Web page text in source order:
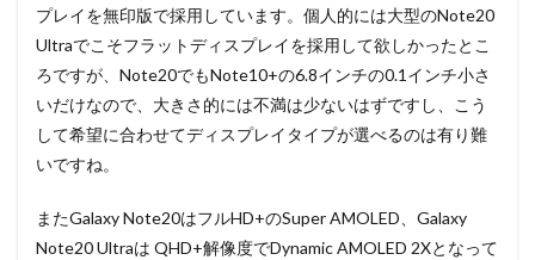
プレイを無印版で採用しています。個人的には大型のNote20
Ultraでこそフラットディスプレイを採用して欲しかったとこ
ろですが、Note20でもNote10+の6.8インチの0.1インチ小さ
いだけなので、大きさ的には不満は少ないはずですし、こう
して希望に合わせてディスプレイタイプが選べるのは有り難
いですね。
またGalaxy Note20はフルHD+のSuper AMOLED、Galaxy
Note20 Ultraは QHD+解像度でDynamic AMOLED 2Xとなって